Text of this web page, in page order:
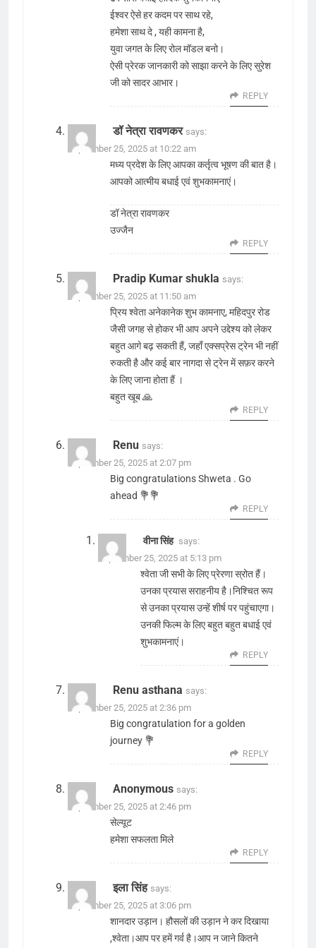
ईश्वर ऐसे हर कदम पर साथ रहे,
हमेशा साथ दे , यही कामना है,
युवा जगत के लिए रोल मॉडल बनो।
ऐसी प्रेरक जानकारी को साझा करने के लिए सुरेश
जी को सादर आभार।
REPLY
डॉ नेत्रा रावणकर says:
September 25, 2025 at 10:22 am
मध्य प्रदेश के लिए आपका कर्तृत्व भूषण की बात है।
आपको आत्मीय बधाई एवं शुभकामनाएं।
डॉ नेत्रा रावणकर
उज्जैन
REPLY
Pradip Kumar shukla says:
September 25, 2025 at 11:50 am
प्रिय श्वेता अनेकानेक शुभ कामनाए, महिदपुर रोड
जैसी जगह से होकर भी आप अपने उद्देश्य को लेकर
बहुत आगे बढ़ सकती हैं, जहाँ एक्सप्रेस ट्रेन भी नहीं
रुकती है और कई बार नागदा से ट्रेन में सफ़र करने
के लिए जाना होता हैं ।
बहुत खूब 🙏
REPLY
Renu says:
September 25, 2025 at 2:07 pm
Big congratulations Shweta . Go
ahead 💐💐
REPLY
वीना सिंह says:
September 25, 2025 at 5:13 pm
श्वेता जी सभी के लिए प्रेरणा स्रोत हैं।
उनका प्रयास सराहनीय है।निश्चित रूप
से उनका प्रयास उन्हें शीर्ष पर पहुंचाएगा।
उनकी फिल्म के लिए बहुत बहुत बधाई एवं
शुभकामनाएं।
REPLY
Renu asthana says:
September 25, 2025 at 2:36 pm
Big congratulation for a golden
journey 💐
REPLY
Anonymous says:
September 25, 2025 at 2:46 pm
सेल्यूट
हमेशा सफलता मिले
REPLY
इला सिंह says:
September 25, 2025 at 3:06 pm
शानदार उड़ान। हौसलों की उड़ान ने कर दिखाया
,श्वेता।आप पर हमें गर्व है।आप न जाने कितने